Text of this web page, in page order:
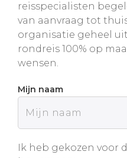
reisspecialisten
van aanvraag tot
organisatie geheel
rondreis 100% op
wensen.
Mijn naam
Ik heb gekozen voor